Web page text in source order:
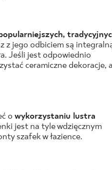
z jego odbiciem są
Jeśli jest odpowiednio
ceramiczne dekoracje,
o wykorzystaniu lustra
jest na tyle wdzięcznym
szafek w łazience.